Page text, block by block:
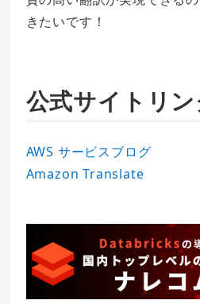
きたいです！
公式サイトリン
AWS サービスブログ
Amazon Translate